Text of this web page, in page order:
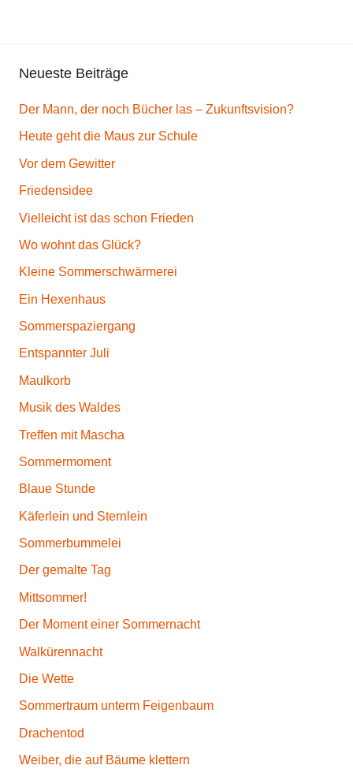
c
t
L
e
e
n
,
i
e
d
r
&
S
n
g
s
M
u
s
v
o
a
l
Neueste Beiträge
Der Mann, der noch Bücher las – Zukunftsvision?
Heute geht die Maus zur Schule
Vor dem Gewitter
Friedensidee
Vielleicht ist das schon Frieden
Wo wohnt das Glück?
Kleine Sommerschwärmerei
Ein Hexenhaus
Sommerspaziergang
Entspannter Juli
Maulkorb
Musik des Waldes
Treffen mit Mascha
Sommermoment
Blaue Stunde
Käferlein und Sternlein
Sommerbummelei
Der gemalte Tag
Mittsommer!
Der Moment einer Sommernacht
Walkürennacht
Die Wette
Sommertraum unterm Feigenbaum
Drachentod
Weiber, die auf Bäume klettern